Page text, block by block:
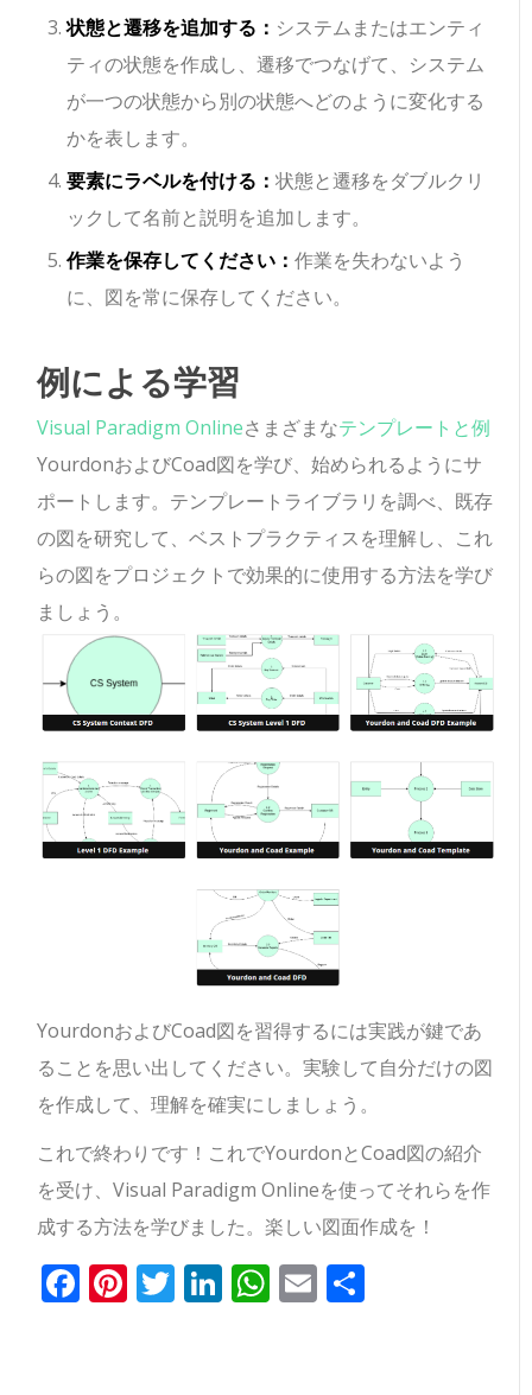
状態と遷移を追加する： システムまたはエンティ
ティの状態を作成し、遷移でつなげて、システム
が一つの状態から別の状態へどのように変化する
かを表します。
要素にラベルを付ける：状態と遷移をダブルクリ
ックして名前と説明を追加します。
作業を保存してください：作業を失わないよう
に、図を常に保存してください。
例による学習
Visual Paradigm Onlineさまざまなテンプレートと例
YourdonおよびCoad図を学び、始められるようにサ
ポートします。テンプレートライブラリを調べ、既存
の図を研究して、ベストプラクティスを理解し、これ
らの図をプロジェクトで効果的に使用する方法を学び
ましょう。
YourdonおよびCoad図を習得するには実践が鍵であ
ることを思い出してください。実験して自分だけの図
を作成して、理解を確実にしましょう。
これで終わりです！これでYourdonとCoad図の紹介
を受け、Visual Paradigm Onlineを使ってそれらを作
成する方法を学びました。楽しい図面作成を！
Facebook
Pinterest
Twitter
LinkedIn
WhatsApp
Email